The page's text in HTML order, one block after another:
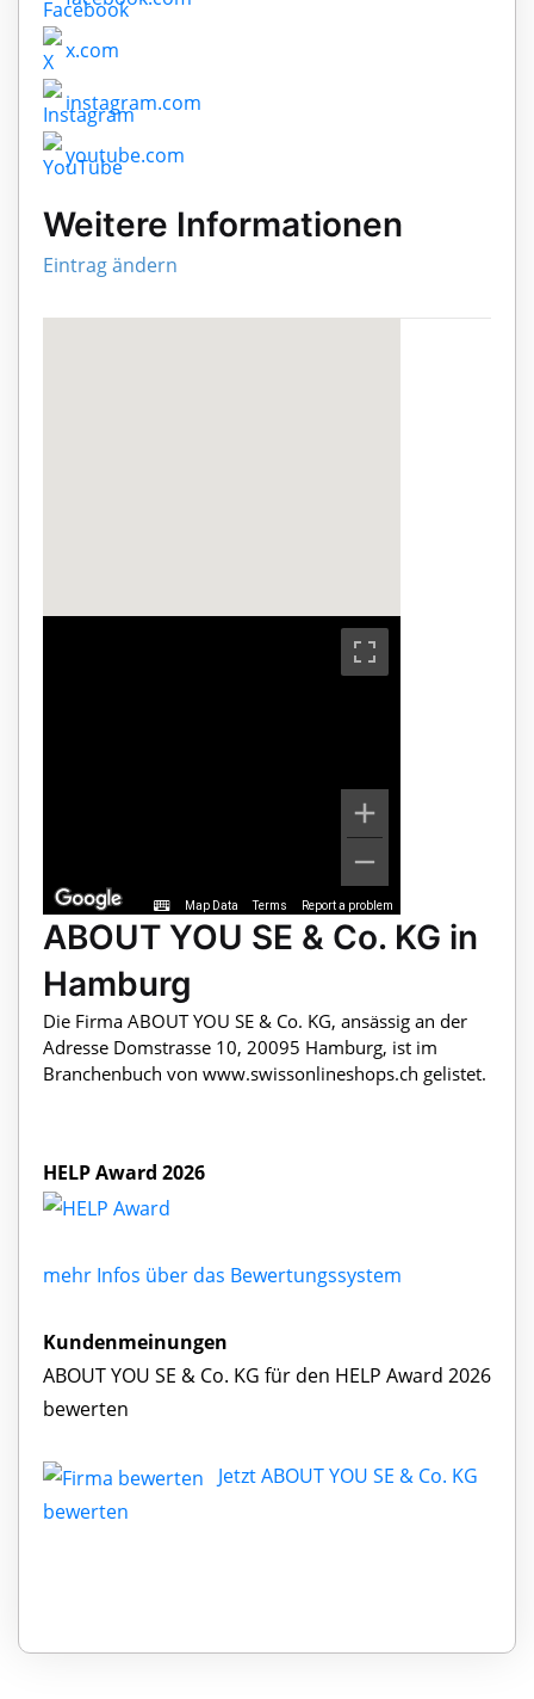
x.com
instagram.com
youtube.com
Weitere Informationen
Eintrag ändern
Map Data Terms Report a problem
ABOUT YOU SE & Co. KG in
Hamburg
Die Firma ABOUT YOU SE & Co. KG, ansässig an der
Adresse Domstrasse 10, 20095 Hamburg, ist im
Branchenbuch von www.swissonlineshops.ch gelistet.
HELP Award 2026
mehr Infos über das Bewertungssystem
Kundenmeinungen
ABOUT YOU SE & Co. KG für den HELP Award 2026
bewerten
Jetzt ABOUT YOU SE & Co. KG
bewerten